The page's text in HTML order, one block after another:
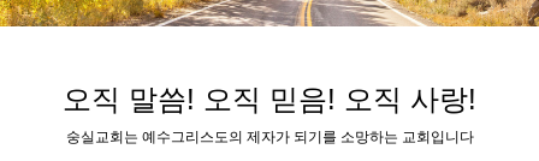
오직 말씀! 오직 믿음! 오직 사랑!
숭실교회는 예수그리스도의 제자가 되기를 소망하는 교회입니다